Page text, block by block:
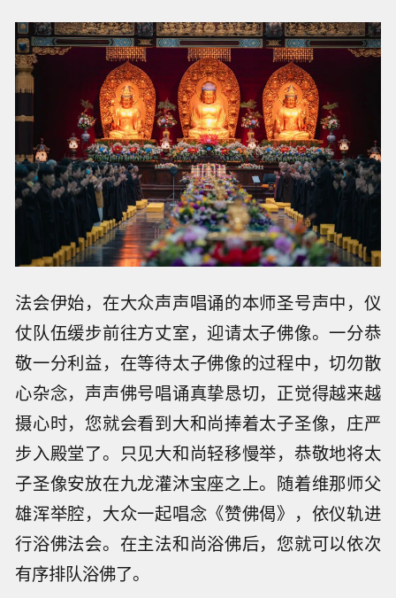
法会伊始，在大众声声唱诵的本师圣号声中，仪
仗队伍缓步前往方丈室，迎请太子佛像。一分恭
敬一分利益，在等待太子佛像的过程中，切勿散
心杂念，声声佛号唱诵真挚恳切，正觉得越来越
摄心时，您就会看到大和尚捧着太子圣像，庄严
步入殿堂了。只见大和尚轻移慢举，恭敬地将太
子圣像安放在九龙灌沐宝座之上。随着维那师父
雄浑举腔，大众一起唱念《赞佛偈》，依仪轨进
行浴佛法会。在主法和尚浴佛后，您就可以依次
有序排队浴佛了。